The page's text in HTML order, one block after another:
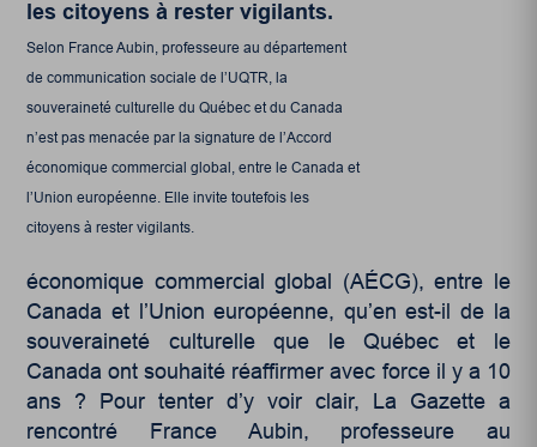
Selon France Aubin, professeure au département
de communication sociale de l’UQTR, la
souveraineté culturelle du Québec et du Canada
n’est pas menacée par la signature de l’Accord
économique commercial global, entre le Canada et
l’Union européenne. Elle invite toutefois les
citoyens à rester vigilants.
économique commercial global (AÉCG), entre le
Canada et l’Union européenne, qu’en est-il de la
souveraineté culturelle que le Québec et le
Canada ont souhaité réaffirmer avec force il y a 10
ans ? Pour tenter d’y voir clair, La Gazette a
rencontré France Aubin, professeure au